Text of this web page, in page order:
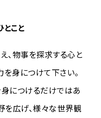
とこと
、物事を探求する心と
身につけて下さい。
につけるだけではあ
を広げ、様々な世界観